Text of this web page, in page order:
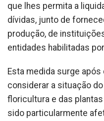
que lhes permita a
dívidas, junto de
produção, de
entidades habilitadas
Esta medida surge
considerar a situação
floricultura e das
sido particularmente